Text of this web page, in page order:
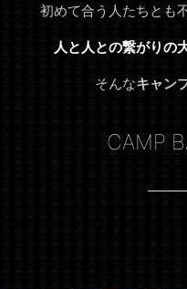
初めて合う人たちとも
人と人との繋がりの
そんなキャン
CAMP